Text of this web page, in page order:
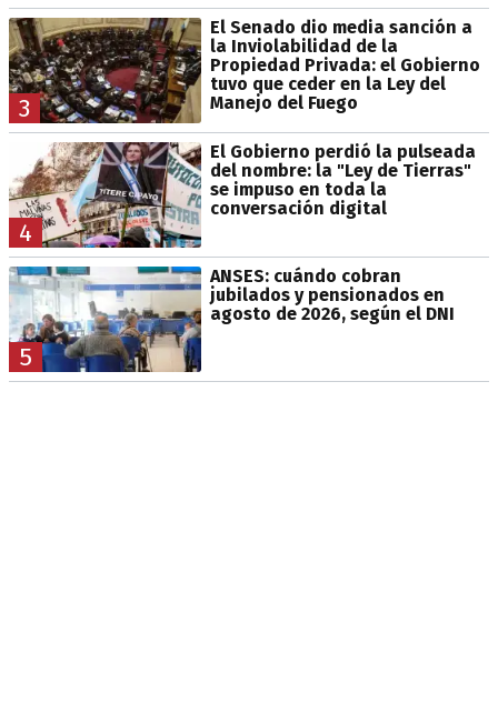
3
El Senado dio media sanción a
la Inviolabilidad de la
Propiedad Privada: el Gobierno
tuvo que ceder en la Ley del
Manejo del Fuego
4
El Gobierno perdió la pulseada
del nombre: la "Ley de Tierras"
se impuso en toda la
conversación digital
5
ANSES: cuándo cobran
jubilados y pensionados en
agosto de 2026, según el DNI